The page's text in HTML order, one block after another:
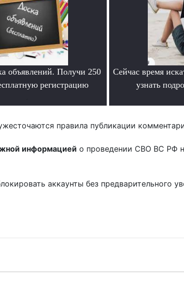
объявлений. Получи 250
регистрацию
Сейчас время
узнать
правила публикации
информацией о проведении СВО ВС РФ
аккаунты без предварительного